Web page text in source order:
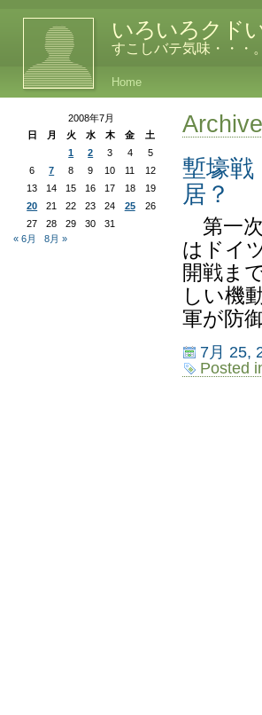
いろいろクド
すこしバテ気味・・・。
Home
塹壕
居？
第一次
はドイ
開戦ま
しい機
軍が防
7月 25,
Posted
2008年7月
日
月 火 水 木 金
土
1
2 3 4
5
6
7 8 9 10 11
12
13
14 15 16 17 18
19
20
21 22 23 24 25
26
27
28 29 30
31
« 6月
8月 »